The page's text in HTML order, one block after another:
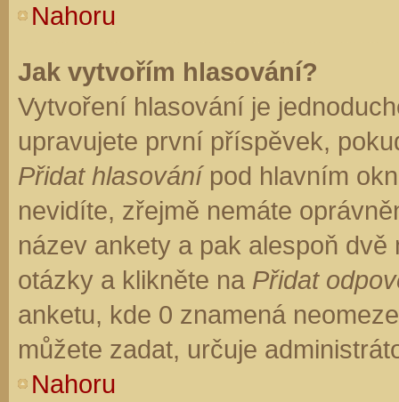
Nahoru
Jak vytvořím hlasování?
Vytvoření hlasování je
upravujete první příspěvek,
Přidat hlasovánípod hlavním
nevidíte, zřejmě nemáte
název ankety a pak alespoň
otázky a klikněte na Přidat
anketu, kde 0 znamená
můžete zadat, určuje
Nahoru